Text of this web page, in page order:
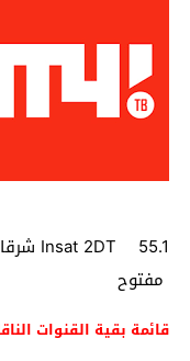
مفتوح
قائمة بقية القنوات